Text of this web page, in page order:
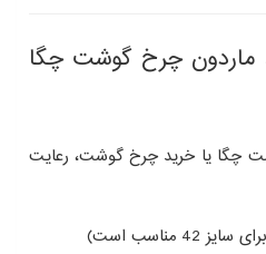
ماردون چرخ گوشت چگا
چگا یا خرید چرخ گوشت، رعایت
مناسب است)